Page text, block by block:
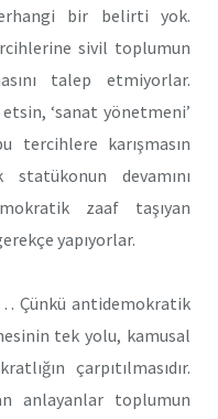
bir belirti yok.
sivil toplumun
talep etmiyorlar.
‘sanat yönetmeni’
tercihlere karışmasın
devamını
zaaf taşıyan
yapıyorlar.
Çünkü antidemokratik
tek yolu, kamusal
çarpıtılmasıdır.
anlayanlar toplumun